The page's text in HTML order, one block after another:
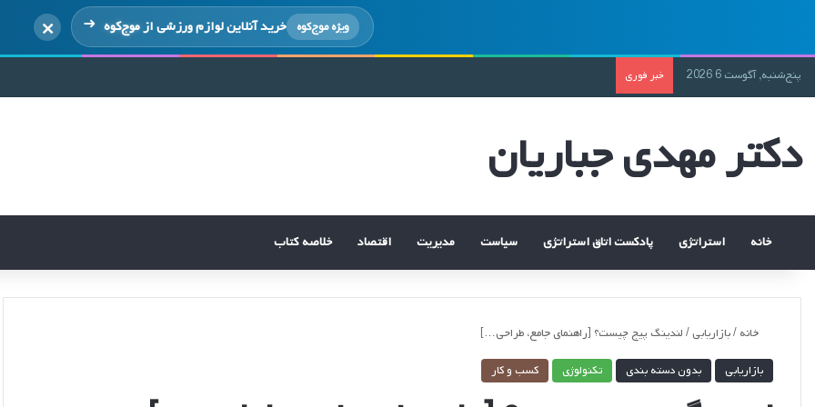
ویژه موج‌کوه خرید آنلاین لوازم ورزشی ازموج‌کوه ×
پنج‌شنبه, آگوست 6 2026 خبر فوری
دکتر مهدی جباریان
خانه استراتژی پادکست اتاق استراتژی سیاست مدیریت اقتصاد خلاصه کتاب
خانه /بازاریابی/ لندینگ پیج چیست؟ [راهنمای جامع، طراحی…]
بازاریابی بدون دسته بندی تکنولوژی کسب و کار